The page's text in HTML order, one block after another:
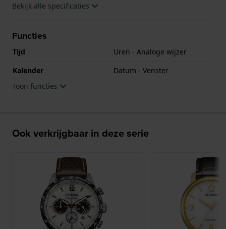
Bekijk alle specificaties
Functies
Tijd
Uren - Analoge wijzer
Kalender
Datum - Venster
Toon functies
Ook verkrijgbaar in deze serie